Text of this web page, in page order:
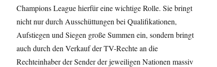
Champions League hierfür eine wichtige Rolle. Sie bringt
nicht nur durch Ausschüttungen bei Qualifikationen,
Aufstiegen und Siegen große Summen ein, sondern bringt
auch durch den Verkauf der TV-Rechte an die
Rechteinhaber der Sender der jeweiligen Nationen massiv